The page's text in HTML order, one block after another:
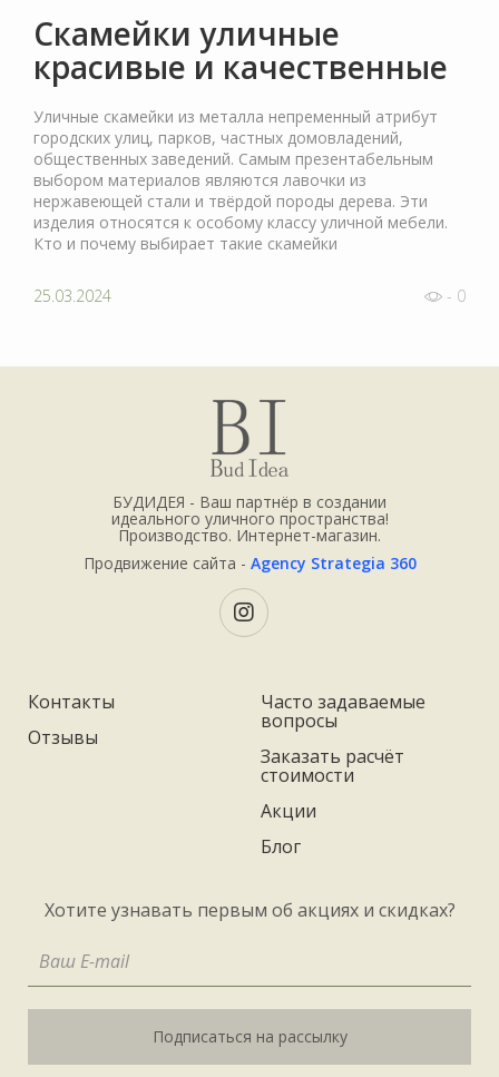
Скамейки уличные
красивые и качественные
Уличные скамейки из металла непременный атрибут
городских улиц, парков, частных домовладений,
общественных заведений. Самым презентабельным
выбором материалов являются лавочки из
нержавеющей стали и твёрдой породы дерева. Эти
изделия относятся к особому классу уличной мебели.
Кто и почему выбирает такие скамейки
25.03.2024 - 0
БУДИДЕЯ - Ваш партнёр в создании
идеального уличного пространства!
Производство. Интернет-магазин.
Продвижение сайта - Agency Strategia 360
Контакты
Отзывы
Часто задаваемые
вопросы
Заказать расчёт
стоимости
Акции
Блог
Хотите узнавать первым об акциях и скидках?
Подписаться на рассылку